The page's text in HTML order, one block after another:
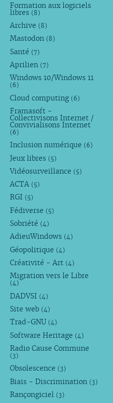
Formation aux logiciels
libres (8)
Archive (8)
Mastodon (8)
Santé (7)
Aprilien (7)
Windows 10/Windows 11
(6)
Cloud computing (6)
Framasoft -
Collectivisons Internet /
Convivialisons Internet
(6)
Inclusion numérique (6)
Jeux libres (5)
Vidéosurveillance (5)
ACTA (5)
RGI (5)
Fédiverse (5)
Sobriété (4)
AdieuWindows (4)
Géopolitique (4)
Créativité - Art (4)
Migration vers le Libre
(4)
DADVSI (4)
Site web (4)
Trad-GNU (4)
Software Heritage (4)
Radio Cause Commune
(3)
Obsolescence (3)
Biais - Discrimination (3)
Rançongiciel (3)